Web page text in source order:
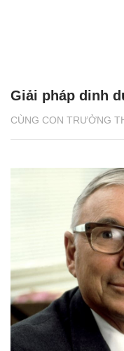
CÙNG CON TRƯỞNG
Giải pháp dinh